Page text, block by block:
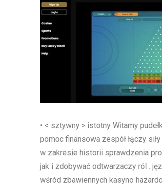
• < sztywny > istotny Witamy
pomoc finansowa zespół łączy
w zakresie historii sprawdzenia
jak i zdobywać odtwarzaczy ról .
wśród zbawiennych kasyno